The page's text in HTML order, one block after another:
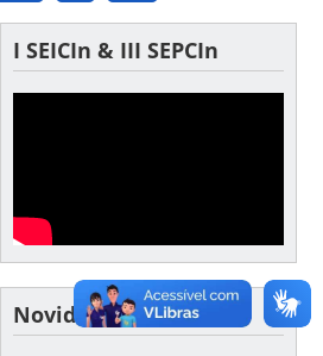
I SEICIn & III SEPCIn
Novidades do GPCIn